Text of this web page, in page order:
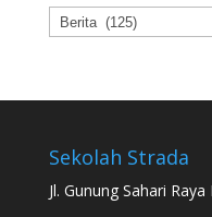
Categories
Sekolah Strada
Jl. Gunung Sahari